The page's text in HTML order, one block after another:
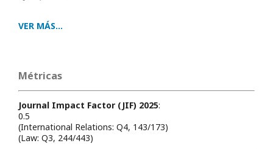
VER MÁS...
Métricas
Journal Impact Factor (JIF) 2025:
0.5
(International Relations: Q4, 143/173)
(Law: Q3, 244/443)